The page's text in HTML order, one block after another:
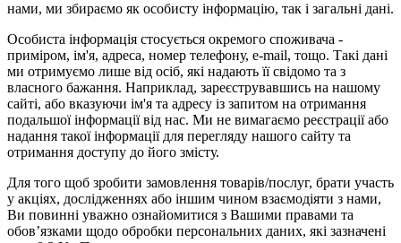
нами, ми збираємо як особисту інформацію, так і загальні дані.
Особиста інформація стосується окремого споживача -
приміром, ім'я, адреса, номер телефону, e-mail, тощо. Такі дані
ми отримуємо лише від осіб, які надають її свідомо та з
власного бажання. Наприклад, зареєструвавшись на нашому
сайті, або вказуючи ім'я та адресу із запитом на отримання
подальшої інформації від нас. Ми не вимагаємо реєстрації або
надання такої інформації для перегляду нашого сайту та
отримання доступу до його змісту.
Для того щоб зробити замовлення товарів/послуг, брати участь
у акціях, дослідженнях або іншим чином взаємодіяти з нами,
Ви повинні уважно ознайомитися з Вашими правами та
обов’язками щодо обробки персональних даних, які зазначені